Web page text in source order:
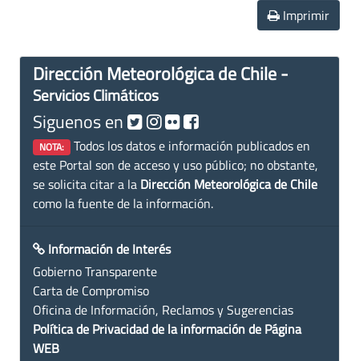
Imprimir
Dirección Meteorológica de Chile -
Servicios Climáticos
Siguenos en
NOTA: Todos los datos e información publicados en
este Portal son de acceso y uso público; no obstante,
se solicita citar a la Dirección Meteorológica de Chile
como la fuente de la información.
Información de Interés
Gobierno Transparente
Carta de Compromiso
Oficina de Información, Reclamos y Sugerencias
Política de Privacidad de la información de Página
WEB